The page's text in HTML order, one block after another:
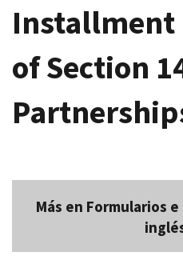
Installment
of Section
Más en Formularios e